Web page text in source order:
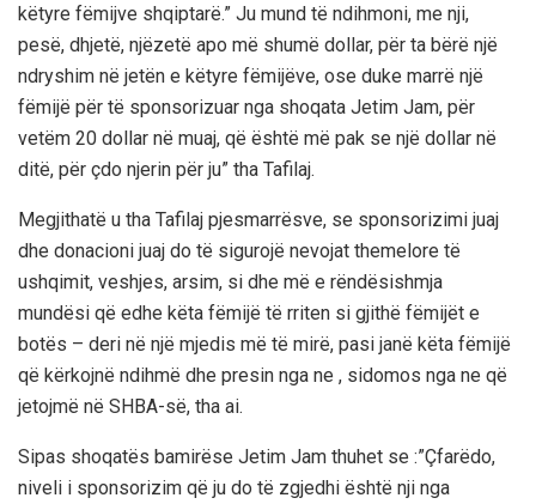
këtyre fëmijve shqiptarë.” Ju mund të ndihmoni, me nji,
pesë, dhjetë, njëzetë apo më shumë dollar, për ta bërë një
ndryshim në jetën e këtyre fëmijëve, ose duke marrë një
fëmijë për të sponsorizuar nga shoqata Jetim Jam, për
vetëm 20 dollar në muaj, që është më pak se një dollar në
ditë, për çdo njerin për ju” tha Tafilaj.
Megjithatë u tha Tafilaj pjesmarrësve, se sponsorizimi juaj
dhe donacioni juaj do të sigurojë nevojat themelore të
ushqimit, veshjes, arsim, si dhe më e rëndësishmja
mundësi që edhe këta fëmijë të rriten si gjithë fëmijët e
botës – deri në një mjedis më të mirë, pasi janë këta fëmijë
që kërkojnë ndihmë dhe presin nga ne , sidomos nga ne që
jetojmë në SHBA-së, tha ai.
Sipas shoqatës bamirëse Jetim Jam thuhet se :”Çfarëdo,
niveli i sponsorizim që ju do të zgjedhi është nji nga